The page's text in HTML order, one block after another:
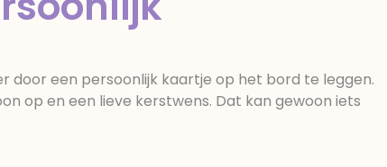
door een persoonlijk kaartje op het bord te leggen.
op en een lieve kerstwens. Dat kan gewoon iets